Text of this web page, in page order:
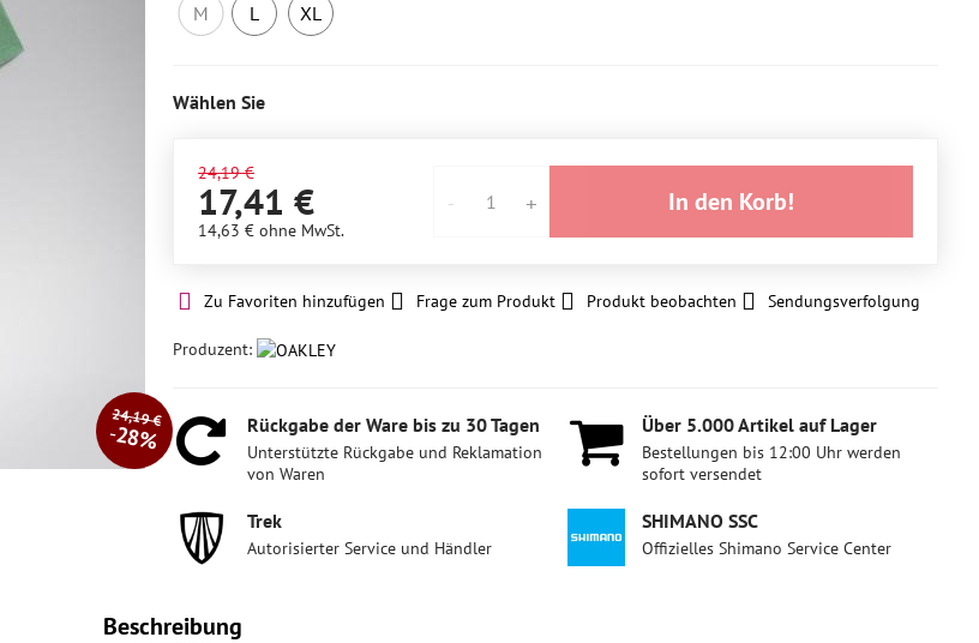
24,19 €
28%
M
Lager
L
XL
Wählen Sie
24,19 €
17,41 €
14,63 € ohne MwSt.
In den Korb!
Zu Favoriten hinzufügen Frage zum Produkt Produkt beobachten Sendungsverfolgung
Produzent:
Rückgabe der Ware bis zu 30 Tagen
Unterstützte Rückgabe und Reklamation
von Waren
Über 5​.000 Artikel auf Lager
Bestellungen bis 12:00 Uhr werden
sofort versendet
Trek
Autorisierter Service und Händler
SHIMANO SSC
Offizielles Shimano Service Center
Beschreibung